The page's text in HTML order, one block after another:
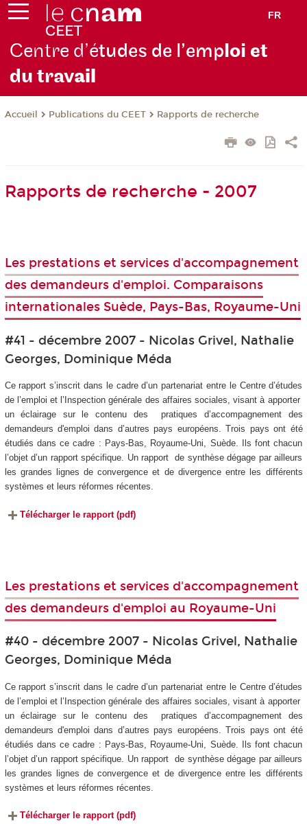
FR
Centre d’études de l’emploi et
du travail
Accueil Publications du CEET Rapports de recherche
Rapports de recherche - 2007
Les prestations et services d'accompagnement
des demandeurs d'emploi. Comparaisons
internationales Suède, Pays-Bas, Royaume-Uni
#41 - décembre 2007 - Nicolas Grivel, Nathalie
Georges, Dominique Méda
Ce rapport s’inscrit dans le cadre d’un partenariat entre le Centre d’études
de l’emploi et l’Inspection générale des affaires sociales, visant à apporter
un éclairage sur le contenu des pratiques d’accompagnement des
demandeurs d'emploi dans d’autres pays européens. Trois pays ont été
étudiés dans ce cadre : Pays-Bas, Royaume-Uni, Suède. Ils font chacun
l’objet d’un rapport spécifique. Un rapport de synthèse dégage par ailleurs
les grandes lignes de convergence et de divergence entre les différents
systèmes et leurs réformes récentes.
Télécharger le rapport (pdf)
Les prestations et services d'accompagnement
des demandeurs d'emploi au Royaume-Uni
#40 - décembre 2007 - Nicolas Grivel, Nathalie
Georges, Dominique Méda
Ce rapport s’inscrit dans le cadre d’un partenariat entre le Centre d’études
de l’emploi et l’Inspection générale des affaires sociales, visant à apporter
un éclairage sur le contenu des pratiques d’accompagnement des
demandeurs d'emploi dans d’autres pays européens. Trois pays ont été
étudiés dans ce cadre : Pays-Bas, Royaume-Uni, Suède. Ils font chacun
l’objet d’un rapport spécifique. Un rapport de synthèse dégage par ailleurs
les grandes lignes de convergence et de divergence entre les différents
systèmes et leurs réformes récentes.
Télécharger le rapport (pdf)